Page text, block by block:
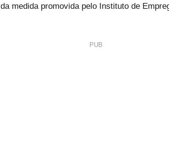
da medida promovida pelo Instituto de
PUB